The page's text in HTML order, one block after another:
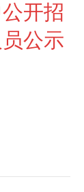
开招
公示